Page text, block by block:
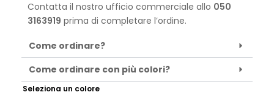
Contatta il nostro ufficio commerciale allo 050
3163919 prima di completare l’ordine.
Come ordinare?
Come ordinare con più colori?
Seleziona un colore